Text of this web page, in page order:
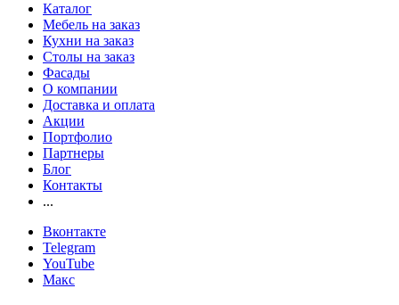
Каталог
Мебель на заказ
Кухни на заказ
Столы на заказ
Фасады
О компании
Доставка и оплата
Акции
Портфолио
Партнеры
Блог
Контакты
...
Вконтакте
Telegram
YouTube
Макс